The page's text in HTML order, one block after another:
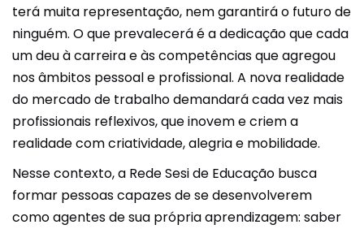
terá muita representação, nem garantirá o futuro de
ninguém. O que prevalecerá é a dedicação que cada
um deu à carreira e às competências que agregou
nos âmbitos pessoal e profissional. A nova realidade
do mercado de trabalho demandará cada vez mais
profissionais reflexivos, que inovem e criem a
realidade com criatividade, alegria e mobilidade.
Nesse contexto, a Rede Sesi de Educação busca
formar pessoas capazes de se desenvolverem
como agentes de sua própria aprendizagem: saber